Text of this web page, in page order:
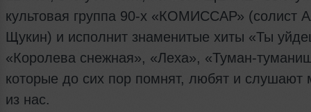
культовая группа 90-х «КОМИССАР» (cолист
Щукин) и исполнит знаменитые хиты «Ты
«Королева снежная», «Леха», «Туман-
которые до сих пор помнят, любят и слушают
из нас.